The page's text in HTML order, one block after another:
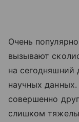
Очень
вызывают
на сегодняшний
научных
совершенно
слишком